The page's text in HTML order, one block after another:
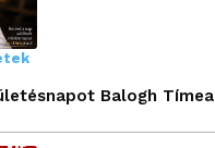
Balogh Tímea